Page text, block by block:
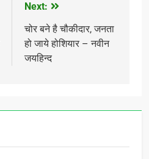
Next:
चोर बने है चौकीदार, जनता
हो जाये होशियार – नवीन
जयहिन्द